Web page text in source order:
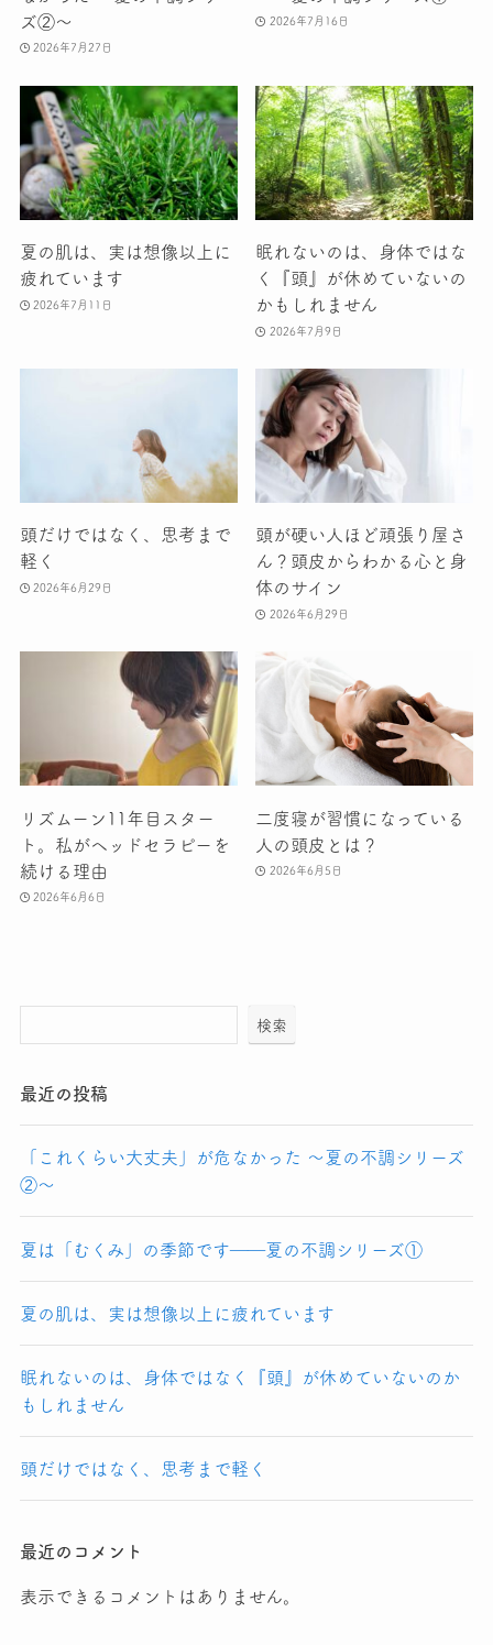
ズ②〜
2026年7月27日
2026年7月16日
夏の肌は、実は想像以上に
疲れています
2026年7月11日
眠れないのは、身体ではな
く『頭』が休めていないの
かもしれません
2026年7月9日
頭だけではなく、思考まで
軽く
2026年6月29日
頭が硬い人ほど頑張り屋さ
ん？頭皮からわかる心と身
体のサイン
2026年6月29日
リズムーン11年目スター
ト。私がヘッドセラピーを
続ける理由
2026年6月6日
二度寝が習慣になっている
人の頭皮とは？
2026年6月5日
検索
最近の投稿
「これくらい大丈夫」が危なかった 〜夏の不調シリーズ
②〜
夏は「むくみ」の季節です――夏の不調シリーズ①
夏の肌は、実は想像以上に疲れています
眠れないのは、身体ではなく『頭』が休めていないのか
もしれません
頭だけではなく、思考まで軽く
最近のコメント
表示できるコメントはありません。